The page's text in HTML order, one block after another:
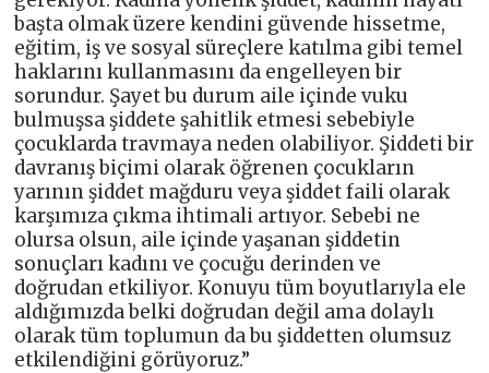
başta olmak üzere kendini güvende hissetme,
eğitim, iş ve sosyal süreçlere katılma gibi temel
haklarını kullanmasını da engelleyen bir
sorundur. Şayet bu durum aile içinde vuku
bulmuşsa şiddete şahitlik etmesi sebebiyle
çocuklarda travmaya neden olabiliyor. Şiddeti bir
davranış biçimi olarak öğrenen çocukların
yarının şiddet mağduru veya şiddet faili olarak
karşımıza çıkma ihtimali artıyor. Sebebi ne
olursa olsun, aile içinde yaşanan şiddetin
sonuçları kadını ve çocuğu derinden ve
doğrudan etkiliyor. Konuyu tüm boyutlarıyla ele
aldığımızda belki doğrudan değil ama dolaylı
olarak tüm toplumun da bu şiddetten olumsuz
etkilendiğini görüyoruz.”